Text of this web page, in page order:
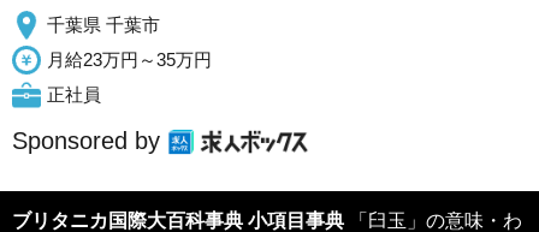
千葉県 千葉市
月給23万円～35万円
正社員
Sponsored by
ブリタニカ国際大百科事典 小項目事典